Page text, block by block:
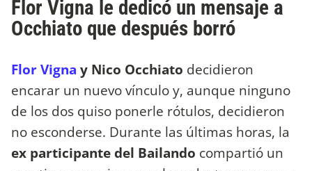
Flor Vigna le dedicó un mensaje a
Occhiato que después borró
Flor Vigna y Nico Occhiato decidieron
encarar un nuevo vínculo y, aunque ninguno
de los dos quiso ponerle rótulos, decidieron
no esconderse. Durante las últimas horas, la
ex participante del Bailando compartió un